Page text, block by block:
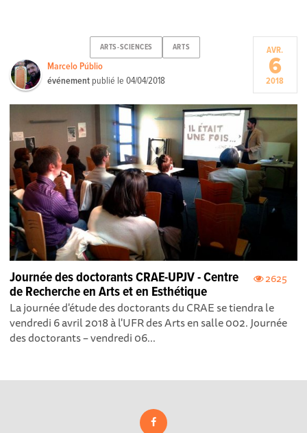
ARTS-SCIENCES ARTS
Marcelo Públio
événement publié le04/04/2018
AVR.
6
2018
2625
Journée des doctorants CRAE-UPJV - Centre
de Recherche en Arts et en Esthétique
La journée d'étude des doctorants du CRAE se tiendra le
vendredi 6 avril 2018 à l'UFR des Arts en salle 002. Journée
des doctorants – vendredi 06...